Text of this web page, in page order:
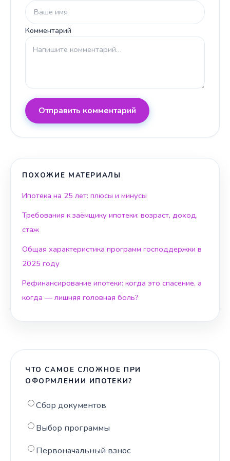
Комментарий
Отправить комментарий
ПОХОЖИЕ МАТЕРИАЛЫ
Ипотека на 25 лет: плюсы и минусы
Требования к заёмщику ипотеки: возраст, доход,
стаж
Общая характеристика программ господдержки в
2025 году
Рефинансирование ипотеки: когда это спасение, а
когда — лишняя головная боль?
ЧТО САМОЕ СЛОЖНОЕ ПРИ
ОФОРМЛЕНИИ ИПОТЕКИ?
Сбор документов
Выбор программы
Первоначальный взнос